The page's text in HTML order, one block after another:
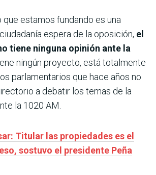
que estamos fundando es una
espera de la oposición, el
tiene ninguna opinión ante la
ningún proyecto, está totalmente
parlamentarios que hace años no
a debatir los temas de la
la 1020 AM.
Titular las propiedades es el
sostuvo el presidente Peña